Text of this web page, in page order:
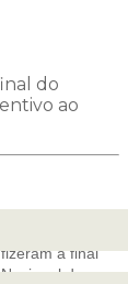
do
ao
a final
de